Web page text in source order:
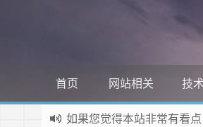
首页 网站相关 技
如果您觉得本站非常有看